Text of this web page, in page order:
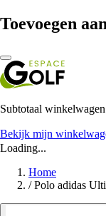
Toevoegen
Subtotaal winkelwagen
Bekijk mijn
Loading...
Home
/ Polo adidas